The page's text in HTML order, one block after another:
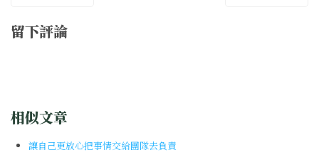
留下評論
相似文章
讓自己更放心把事情交給團隊去負責